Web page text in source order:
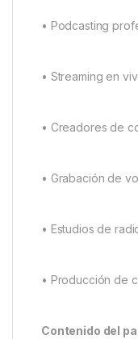
• Podcasting
• Streaming en
• Creadores de
• Grabación de
• Estudios de
• Producción de
Contenido del